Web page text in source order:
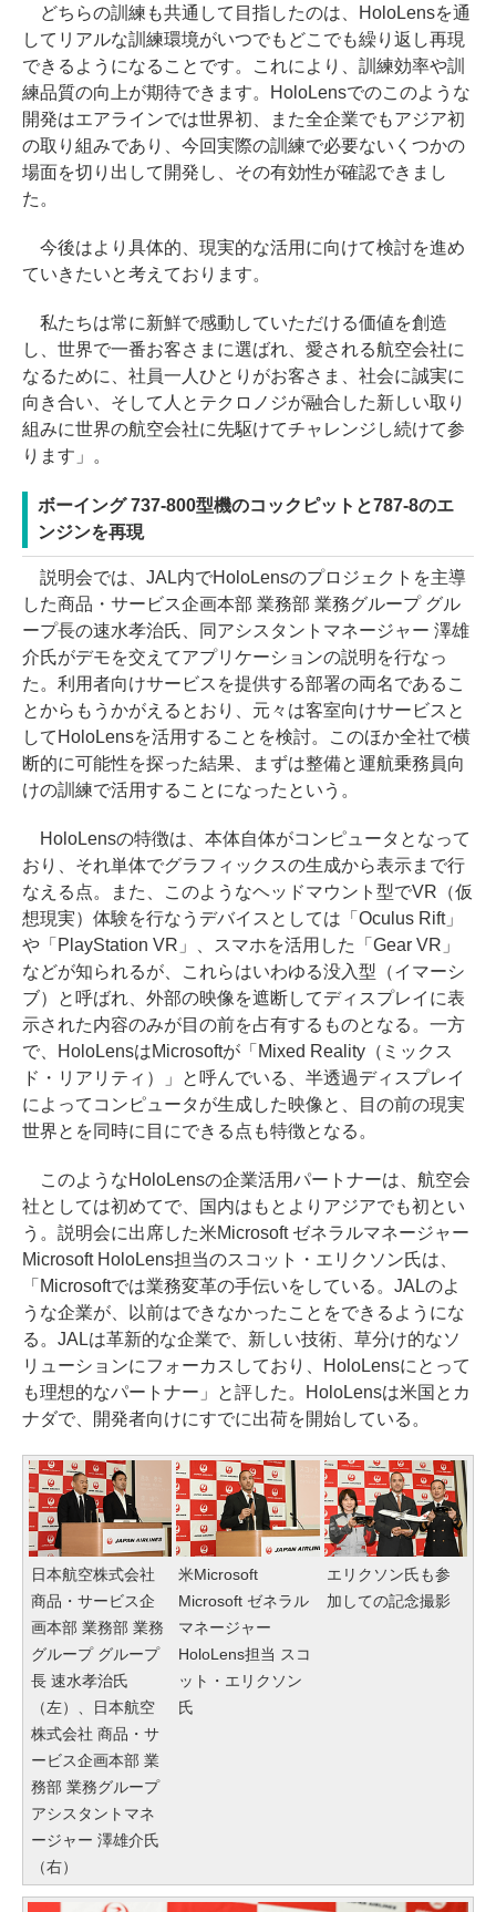
どちらの訓練も共通して目指したのは、HoloLensを通
してリアルな訓練環境がいつでもどこでも繰り返し再現
できるようになることです。これにより、訓練効率や訓
練品質の向上が期待できます。HoloLensでのこのような
開発はエアラインでは世界初、また全企業でもアジア初
の取り組みであり、今回実際の訓練で必要ないくつかの
場面を切り出して開発し、その有効性が確認できまし
た。
今後はより具体的、現実的な活用に向けて検討を進め
ていきたいと考えております。
私たちは常に新鮮で感動していただける価値を創造
し、世界で一番お客さまに選ばれ、愛される航空会社に
なるために、社員一人ひとりがお客さま、社会に誠実に
向き合い、そして人とテクロノジが融合した新しい取り
組みに世界の航空会社に先駆けてチャレンジし続けて参
ります」。
ボーイング 737-800型機のコックピットと787-8のエ
ンジンを再現
説明会では、JAL内でHoloLensのプロジェクトを主導
した商品・サービス企画本部 業務部 業務グループ グル
ープ長の速水孝治氏、同アシスタントマネージャー 澤雄
介氏がデモを交えてアプリケーションの説明を行なっ
た。利用者向けサービスを提供する部署の両名であるこ
とからもうかがえるとおり、元々は客室向けサービスと
してHoloLensを活用することを検討。このほか全社で横
断的に可能性を探った結果、まずは整備と運航乗務員向
けの訓練で活用することになったという。
HoloLensの特徴は、本体自体がコンピュータとなって
おり、それ単体でグラフィックスの生成から表示まで行
なえる点。また、このようなヘッドマウント型でVR（仮
想現実）体験を行なうデバイスとしては「Oculus Rift」
や「PlayStation VR」、スマホを活用した「Gear VR」
などが知られるが、これらはいわゆる没入型（イマーシ
ブ）と呼ばれ、外部の映像を遮断してディスプレイに表
示された内容のみが目の前を占有するものとなる。一方
で、HoloLensはMicrosoftが「Mixed Reality（ミックス
ド・リアリティ）」と呼んでいる、半透過ディスプレイ
によってコンピュータが生成した映像と、目の前の現実
世界とを同時に目にできる点も特徴となる。
このようなHoloLensの企業活用パートナーは、航空会
社としては初めてで、国内はもとよりアジアでも初とい
う。説明会に出席した米Microsoft ゼネラルマネージャー
Microsoft HoloLens担当のスコット・エリクソン氏は、
「Microsoftでは業務変革の手伝いをしている。JALのよ
うな企業が、以前はできなかったことをできるようにな
る。JALは革新的な企業で、新しい技術、草分け的なソ
リューションにフォーカスしており、HoloLensにとって
も理想的なパートナー」と評した。HoloLensは米国とカ
ナダで、開発者向けにすでに出荷を開始している。
日本航空株式会社
商品・サービス企
画本部 業務部 業務
グループ グループ
長 速水孝治氏
（左）、日本航空
株式会社 商品・サ
ービス企画本部 業
務部 業務グループ
アシスタントマネ
ージャー 澤雄介氏
（右）
米Microsoft
Microsoft ゼネラル
マネージャー
HoloLens担当 スコ
ット・エリクソン
氏
エリクソン氏も参
加しての記念撮影